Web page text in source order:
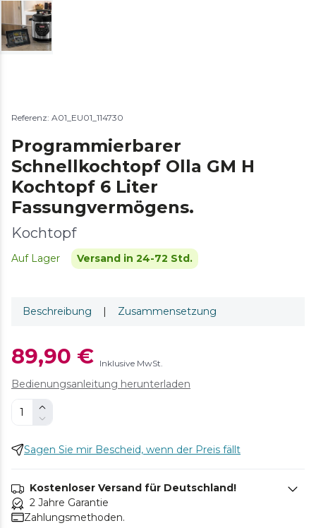
Referenz: A01_EU01_114730
Programmierbarer
Schnellkochtopf Olla GM H
Kochtopf 6 Liter
Fassungvermögens.
Kochtopf
Auf Lager Versand in 24-72 Std.
Beschreibung | Zusammensetzung
89,90 € Inklusive MwSt.
Bedienungsanleitung herunterladen
Sagen Sie mir Bescheid, wenn der Preis fällt
Kostenloser Versand für Deutschland!
2 Jahre Garantie
Zahlungsmethoden.